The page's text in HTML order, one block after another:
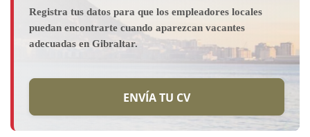
Registra tus datos para que los empleadores locales
puedan encontrarte cuando aparezcan vacantes
adecuadas en Gibraltar.
ENVÍA TU CV